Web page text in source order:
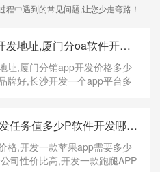
中遇到的常见问题,让您少走弯路！
什么公司小程序APP软件开发地址,厦门分oa软件开发公司需要多少销app开发价格多少漯河即拼商城软件开发多少钱
址,厦门分销app开发价格多少
牌好,长沙开发一个app平台多
、本地o2o、外
小程序AP怎么知道软件开发任务值多少P软件开发哪个公司价格,开发一款苹果app需要多少费用app开发web多少钱
格,开发一款苹果app需要多少
司性价比高,开发一款跑腿APP